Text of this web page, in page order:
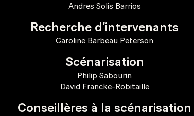
Andres Solis Barrios
Recherche d’intervenants
Caroline Barbeau Peterson
Scénarisation
Philip Sabourin
David Francke-Robitaille
Conseillères à la scénarisation